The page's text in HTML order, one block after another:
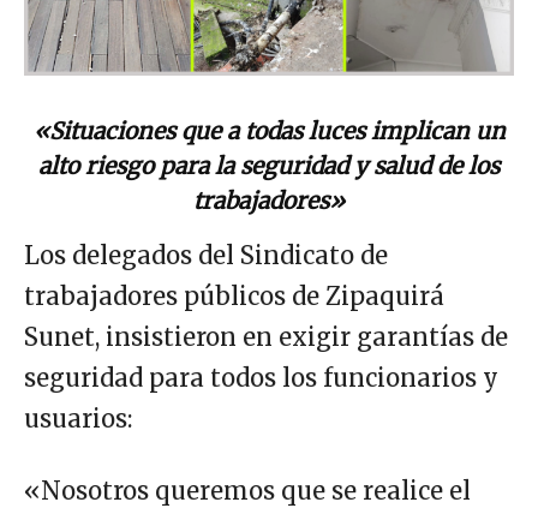
«Situaciones que a todas luces implican un
alto riesgo para la seguridad y salud de los
trabajadores»
Los delegados del Sindicato de
trabajadores públicos de Zipaquirá
Sunet, insistieron en exigir garantías de
seguridad para todos los funcionarios y
usuarios:
«Nosotros queremos que se realice el